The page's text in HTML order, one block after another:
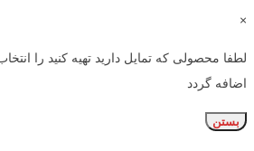
×
لطفا محصولی که تمایل دارید تهیه کنید را
اضافه گردد
بستن